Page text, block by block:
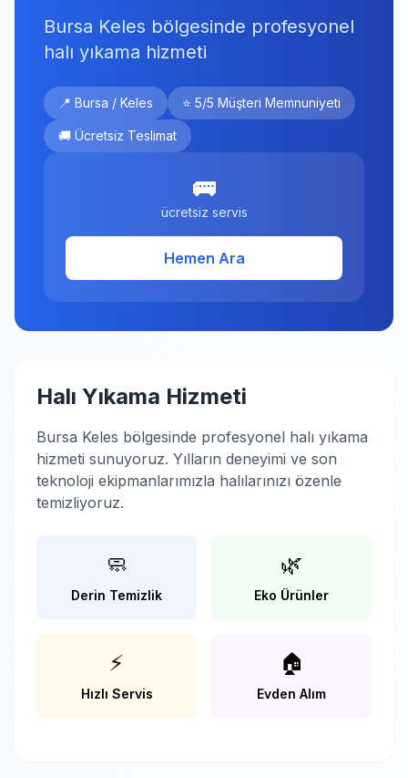
Bursa Keles bölgesinde profesyonel
halı yıkama hizmeti
📍 Bursa / Keles ⭐ 5/5 Müşteri Memnuniyeti
🚚 Ücretsiz Teslimat
🚌
ücretsiz servis
Hemen Ara
Halı Yıkama Hizmeti
Bursa Keles bölgesinde profesyonel halı yıkama
hizmeti sunuyoruz. Yılların deneyimi ve son
teknoloji ekipmanlarımızla halılarınızı özenle
temizliyoruz.
🧼
Derin Temizlik
🌿
Eko Ürünler
⚡
Hızlı Servis
🏠
Evden Alım